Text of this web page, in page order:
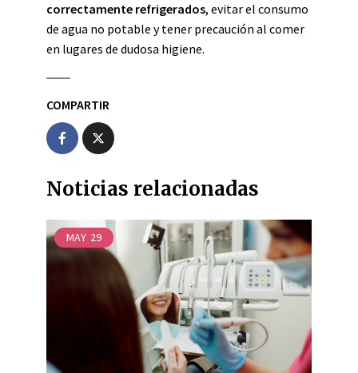
correctamente refrigerados, evitar el consumo
de agua no potable y tener precaución al comer
en lugares de dudosa higiene.
COMPARTIR
Noticias relacionadas
MAY 29